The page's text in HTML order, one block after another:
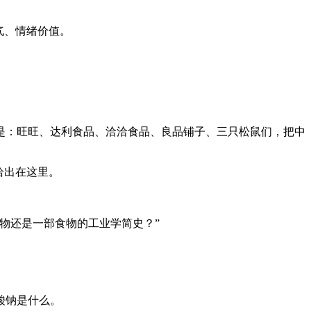
情绪价值。
旺旺、达利食品、洽洽食品、良品铺子、三只松鼠们，把中
在这里。
还是一部食物的工业学简史？”
是什么。